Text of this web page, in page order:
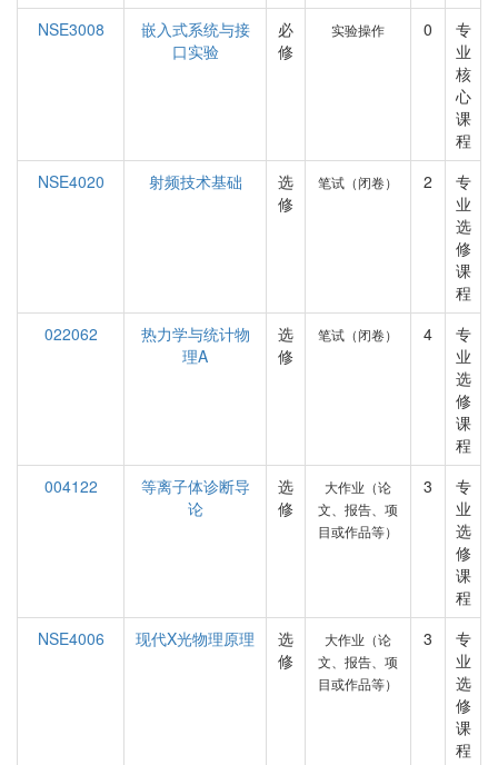
NSE3008
嵌入式系统与接
口实验
必
修
实验操作 0
专
业
核
心
课
程
NSE4020
射频技术基础
选
修
笔试（闭卷） 2
专
业
选
修
课
程
022062
热力学与统计物
理A
选
修
笔试（闭卷） 4
专
业
选
修
课
程
004122
等离子体诊断导
论
选
修
大作业（论
文、报告、项
目或作品等）
3
专
业
选
修
课
程
NSE4006
现代X光物理原理
选
修
大作业（论
文、报告、项
目或作品等）
3
专
业
选
修
课
程